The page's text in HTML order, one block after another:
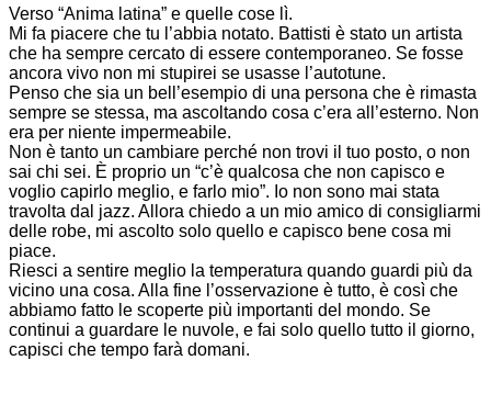
Verso “Anima latina” e quelle cose lì.
Mi fa piacere che tu l’abbia notato. Battisti è stato un artista
che ha sempre cercato di essere contemporaneo. Se fosse
ancora vivo non mi stupirei se usasse l’autotune.
Penso che sia un bell’esempio di una persona che è rimasta
sempre se stessa, ma ascoltando cosa c’era all’esterno. Non
era per niente impermeabile.
Non è tanto un cambiare perché non trovi il tuo posto, o non
sai chi sei. È proprio un “c’è qualcosa che non capisco e
voglio capirlo meglio, e farlo mio”. Io non sono mai stata
travolta dal jazz. Allora chiedo a un mio amico di consigliarmi
delle robe, mi ascolto solo quello e capisco bene cosa mi
piace.
Riesci a sentire meglio la temperatura quando guardi più da
vicino una cosa. Alla fine l’osservazione è tutto, è così che
abbiamo fatto le scoperte più importanti del mondo. Se
continui a guardare le nuvole, e fai solo quello tutto il giorno,
capisci che tempo farà domani.